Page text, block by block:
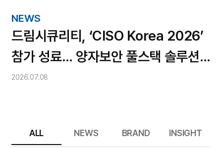
NEWS
드림시큐리티, ‘CISO Korea 2026’
참가 성료… 양자보안 풀스택 솔루션
주목
2026.07.08
ALL NEWS BRAND INSIGHT